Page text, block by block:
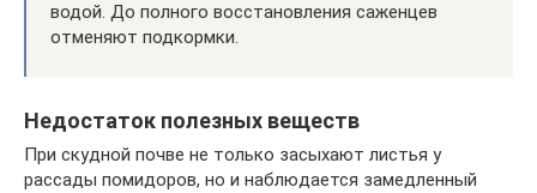
водой. До полного восстановления саженцев
отменяют подкормки.
Недостаток полезных веществ
При скудной почве не только засыхают листья у
рассады помидоров, но и наблюдается замедленный